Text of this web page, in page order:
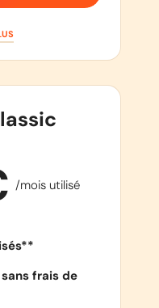
/mois utilisé
sans frais de